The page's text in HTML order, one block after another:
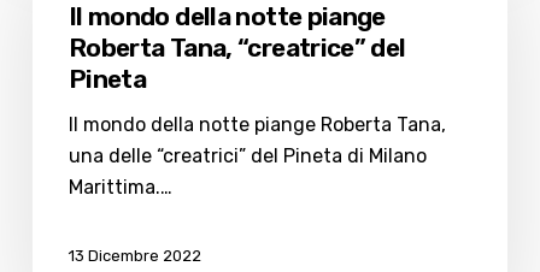
notte
piange
Roberta
“creatrice”
Il mondo della notte piange
Roberta Tana, “creatrice” del
Pineta
Il mondo della notte piange Roberta Tana,
una delle “creatrici” del Pineta di Milano
Marittima.…
13 Dicembre 2022